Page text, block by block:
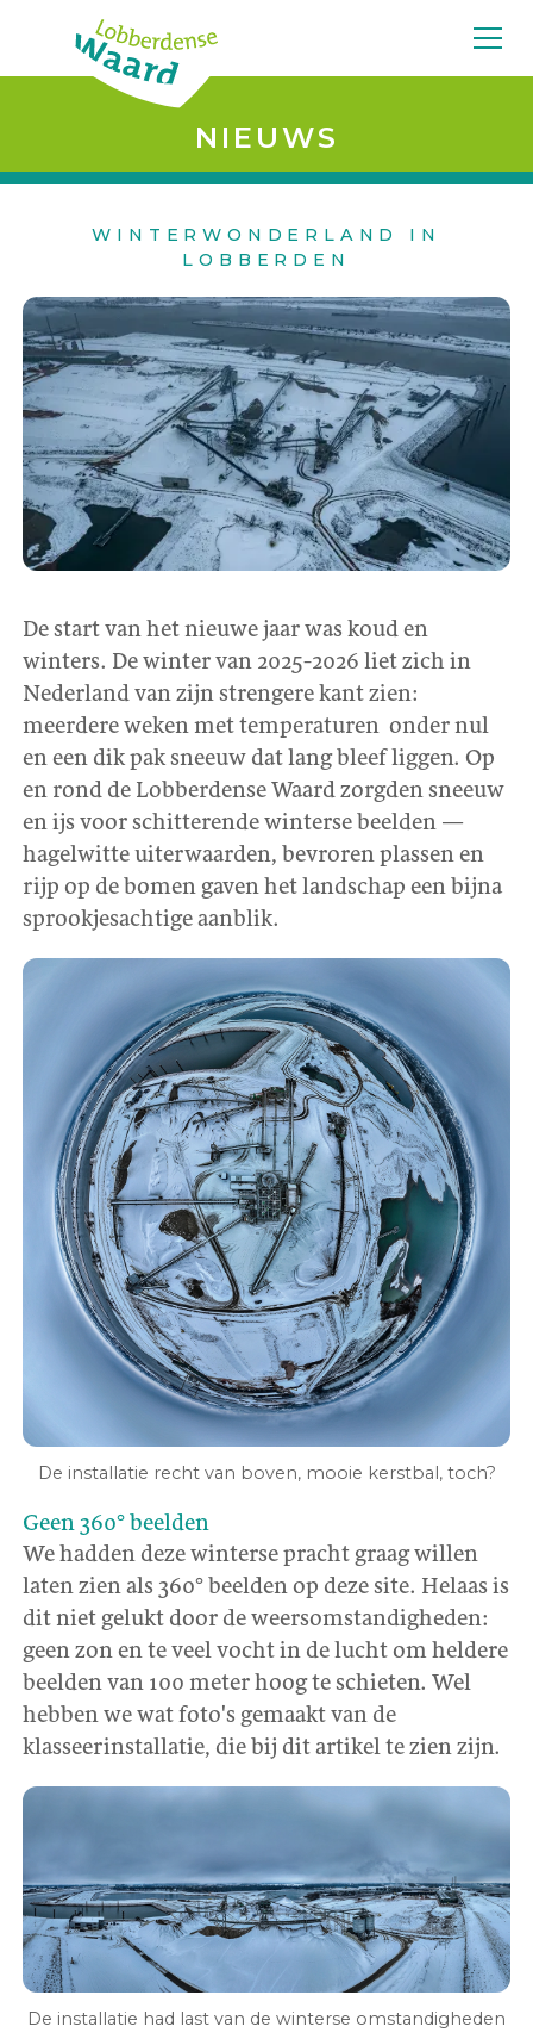
NIEUWS
WINTERWONDERLAND IN
LOBBERDEN
De start van het nieuwe jaar was koud en
winters. De winter van 2025-2026 liet zich in
Nederland van zijn strengere kant zien:
meerdere weken met temperaturen onder nul
en een dik pak sneeuw dat lang bleef liggen. Op
en rond de Lobberdense Waard zorgden sneeuw
en ijs voor schitterende winterse beelden —
hagelwitte uiterwaarden, bevroren plassen en
rijp op de bomen gaven het landschap een bijna
sprookjesachtige aanblik.
De installatie recht van boven, mooie kerstbal, toch?
Geen 360° beelden
We hadden deze winterse pracht graag willen
laten zien als 360° beelden op deze site. Helaas is
dit niet gelukt door de weersomstandigheden:
geen zon en te veel vocht in de lucht om heldere
beelden van 100 meter hoog te schieten. Wel
hebben we wat foto's gemaakt van de
klasseerinstallatie, die bij dit artikel te zien zijn.
De installatie had last van de winterse omstandigheden